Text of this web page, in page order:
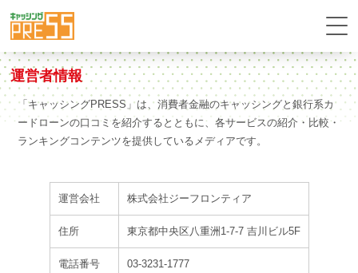
運営者情報
「キャッシングPRESS」は、消費者金融のキャッシングと銀行系カ
ードローンの口コミを紹介するとともに、各サービスの紹介・比較・
ランキングコンテンツを提供しているメディアです。
運営会社 株式会社ジーフロンティア
住所 東京都中央区八重洲1-7-7 吉川ビル5F
電話番号 03-3231-1777